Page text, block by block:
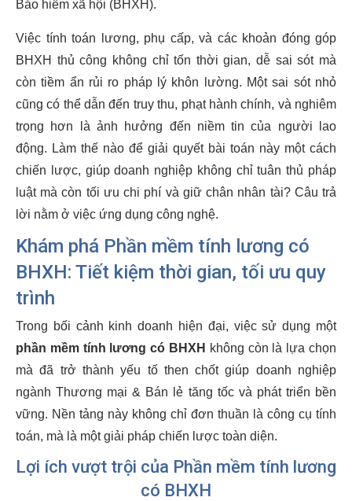
Bảo hiểm xã hội (BHXH).
Việc tính toán lương, phụ cấp, và các khoản đóng góp
BHXH thủ công không chỉ tốn thời gian, dễ sai sót mà
còn tiềm ẩn rủi ro pháp lý khôn lường. Một sai sót nhỏ
cũng có thể dẫn đến truy thu, phạt hành chính, và nghiêm
trọng hơn là ảnh hưởng đến niềm tin của người lao
động. Làm thế nào để giải quyết bài toán này một cách
chiến lược, giúp doanh nghiệp không chỉ tuân thủ pháp
luật mà còn tối ưu chi phí và giữ chân nhân tài? Câu trả
lời nằm ở việc ứng dụng công nghệ.
Khám phá Phần mềm tính lương có
BHXH: Tiết kiệm thời gian, tối ưu quy
trình
Trong bối cảnh kinh doanh hiện đại, việc sử dụng một
phần mềm tính lương có BHXH không còn là lựa chọn
mà đã trở thành yếu tố then chốt giúp doanh nghiệp
ngành Thương mại & Bán lẻ tăng tốc và phát triển bền
vững. Nền tảng này không chỉ đơn thuần là công cụ tính
toán, mà là một giải pháp chiến lược toàn diện.
Lợi ích vượt trội của Phần mềm tính lương
có BHXH